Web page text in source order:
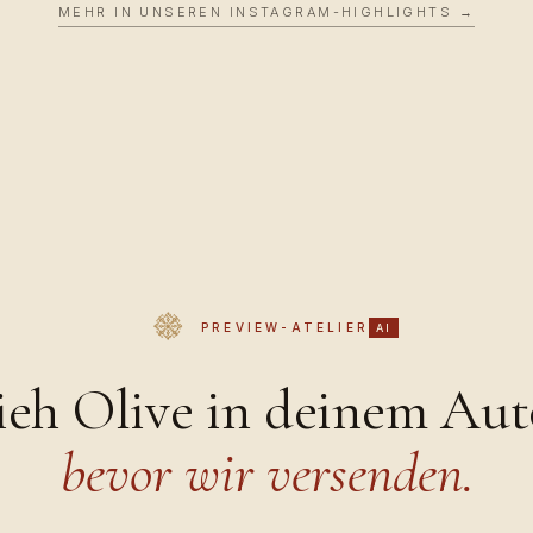
MEHR IN UNSEREN INSTAGRAM-HIGHLIGHTS →
PREVIEW-ATELIER AI
Olive in deinem
bevor wir versenden.